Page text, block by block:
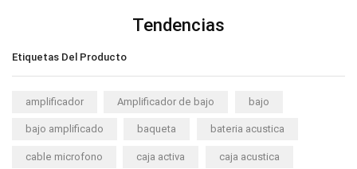
Tendencias
Etiquetas Del Producto
amplificador Amplificador de bajo bajo
bajo amplificado baqueta bateria acustica
cable microfono caja activa caja acustica